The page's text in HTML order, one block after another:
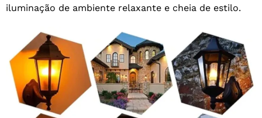
iluminação de ambiente relaxante e cheia de estilo.